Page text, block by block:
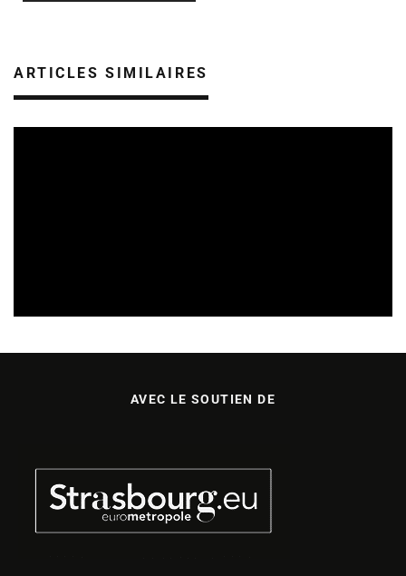
ARTICLES SIMILAIRES
AVEC LE SOUTIEN DE